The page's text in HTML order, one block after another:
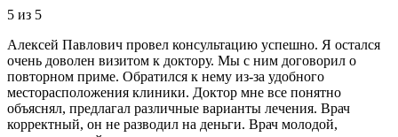
5 из 5
Алексей Павлович провел консультацию успешно. Я остался
очень доволен визитом к доктору. Мы с ним договорил о
повторном приме. Обратился к нему из-за удобного
месторасположения клиники. Доктор мне все понятно
объяснял, предлагал различные варианты лечения. Врач
корректный, он не разводил на деньги. Врач молодой,